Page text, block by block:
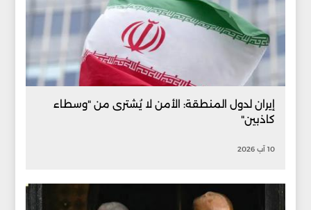
إيران لدول المنطقة: الأمن لا يُشترى من "وسطاء
كاذبين"
10 آب 2026